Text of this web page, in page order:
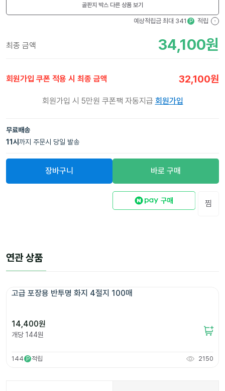
골판지 박스 다른 상품 보기
예상적립금 최대 341 P 적립 ?
최종 금액 34,100원
회원가입 쿠폰 적용 시 최종 금액 32,100원
회원가입 시 5만원 쿠폰팩 자동지급 회원가입
무료배송
11 시 까지 주문시 당일 발송
장바구니 바로 구매
찜
연관 상품
고급 포장용 반투명 화지 4절지 100매
14,400원
개당 144원
144 P 적립 2150